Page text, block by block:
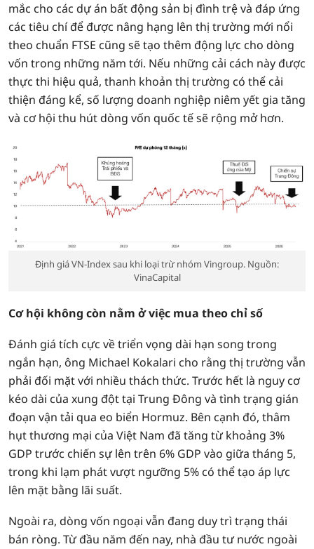
mắc cho các dự án bất động sản bị đình trệ và đáp ứng
các tiêu chí để được nâng hạng lên thị trường mới nổi
theo chuẩn FTSE cũng sẽ tạo thêm động lực cho dòng
vốn trong những năm tới. Nếu những cải cách này được
thực thi hiệu quả, thanh khoản thị trường có thể cải
thiện đáng kể, số lượng doanh nghiệp niêm yết gia tăng
và cơ hội thu hút dòng vốn quốc tế sẽ rộng mở hơn.
Định giá VN-Index sau khi loại trừ nhóm Vingroup. Nguồn:
VinaCapital
Cơ hội không còn nằm ở việc mua theo chỉ số
Đánh giá tích cực về triển vọng dài hạn song trong
ngắn hạn, ông Michael Kokalari cho rằng thị trường vẫn
phải đối mặt với nhiều thách thức. Trước hết là nguy cơ
kéo dài của xung đột tại Trung Đông và tình trạng gián
đoạn vận tải qua eo biển Hormuz. Bên cạnh đó, thâm
hụt thương mại của Việt Nam đã tăng từ khoảng 3%
GDP trước chiến sự lên trên 6% GDP vào giữa tháng 5,
trong khi lạm phát vượt ngưỡng 5% có thể tạo áp lực
lên mặt bằng lãi suất.
Ngoài ra, dòng vốn ngoại vẫn đang duy trì trạng thái
bán ròng. Từ đầu năm đến nay, nhà đầu tư nước ngoài